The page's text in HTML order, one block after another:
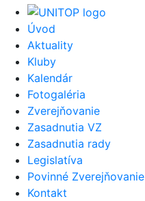
Úvod
Aktuality
Kluby
Kalendár
Fotogaléria
Zverejňovanie
Zasadnutia VZ
Zasadnutia rady
Legislatíva
Povinné Zverejňovanie
Kontakt